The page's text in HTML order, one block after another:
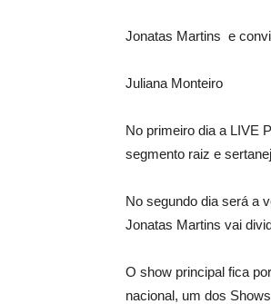
Jonatas Martins e
Juliana Monteiro
No primeiro dia a LIVE
segmento raiz e
No segundo dia será a
Jonatas Martins vai
O show principal fica
nacional, um dos